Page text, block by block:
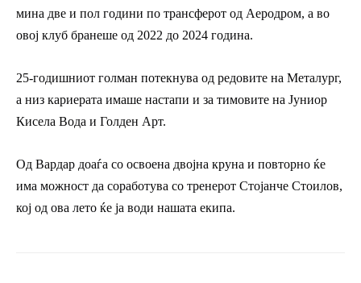
мина две и пол години по трансферот од Аеродром, а во
овој клуб бранеше од 2022 до 2024 година.
25-годишниот голман потекнува од редовите на Металург,
а низ кариерата имаше настапи и за тимовите на Јуниор
Кисела Вода и Голден Арт.
Од Вардар доаѓа со освоена двојна круна и повторно ќе
има можност да соработува со тренерот Стојанче Стоилов,
кој од ова лето ќе ја води нашата екипа.